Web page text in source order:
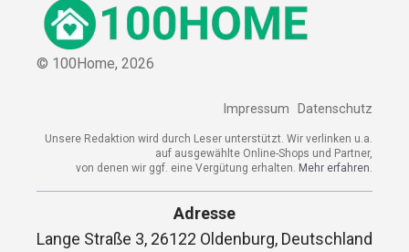
© 100Home, 2026
Impressum Datenschutz
Unsere Redaktion wird durch Leser unterstützt. Wir verlinken u.a.
auf ausgewählte Online-Shops und Partner,
von denen wir ggf. eine Vergütung erhalten. Mehr erfahren.
Adresse
Lange Straße 3, 26122 Oldenburg, Deutschland